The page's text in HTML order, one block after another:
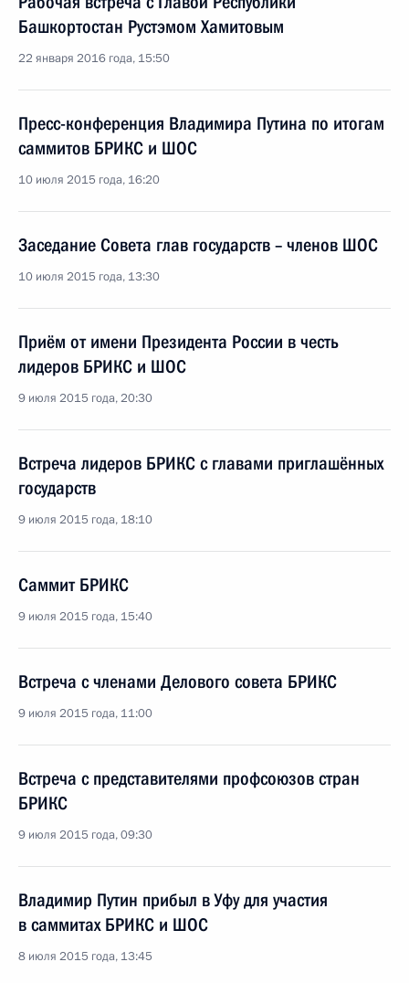
Башкортостан Рустэмом Хамитовым
22 января 2016 года, 15:50
Пресс-конференция Владимира Путина по итогам
саммитов БРИКС и ШОС
10 июля 2015 года, 16:20
Заседание Совета глав государств – членов ШОС
10 июля 2015 года, 13:30
Приём от имени Президента России в честь
лидеров БРИКС и ШОС
9 июля 2015 года, 20:30
Встреча лидеров БРИКС с главами приглашённых
государств
9 июля 2015 года, 18:10
Саммит БРИКС
9 июля 2015 года, 15:40
Встреча с членами Делового совета БРИКС
9 июля 2015 года, 11:00
Встреча с представителями профсоюзов стран
БРИКС
9 июля 2015 года, 09:30
Владимир Путин прибыл в Уфу для участия
в саммитах БРИКС и ШОС
8 июля 2015 года, 13:45